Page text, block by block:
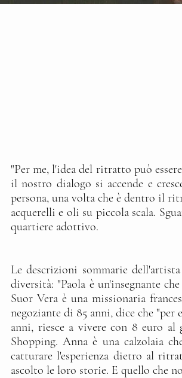
"Per me, l'idea del ritratto può
il nostro dialogo si accende e
persona, una volta che è dentro il
acquerelli e oli su piccola scala.
quartiere adottivo.
Le descrizioni sommarie
diversità: "Paola è un'insegnante
Suor Vera è una missionaria
negoziante di 85 anni, dice che "per
anni, riesce a vivere con 8 euro
Shopping. Anna è una calzolaia
catturare l'esperienza dietro al
ascolto le loro storie. E quello che